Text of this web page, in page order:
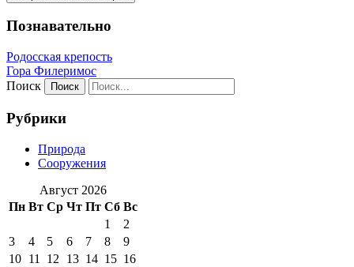
Познавательно
Родосская крепость
Гора Филеримос
Поиск
Рубрики
Природа
Сооружения
Август 2026
Пн Вт Ср Чт Пт Сб Вс
1
2
3
4 5 6 7 8
9
10 11 12 13 14 15 16